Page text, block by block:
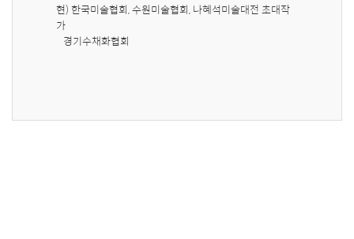
현) 한국미술협회, 수원미술협회, 나혜석미술대전 초대작
가
   경기수채화협회